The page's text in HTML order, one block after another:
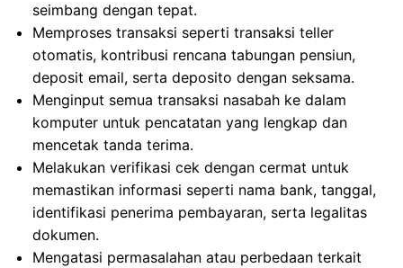
seimbang dengan tepat.
Memproses transaksi seperti transaksi teller
otomatis, kontribusi rencana tabungan pensiun,
deposit email, serta deposito dengan seksama.
Menginput semua transaksi nasabah ke dalam
komputer untuk pencatatan yang lengkap dan
mencetak tanda terima.
Melakukan verifikasi cek dengan cermat untuk
memastikan informasi seperti nama bank, tanggal,
identifikasi penerima pembayaran, serta legalitas
dokumen.
Mengatasi permasalahan atau perbedaan terkait